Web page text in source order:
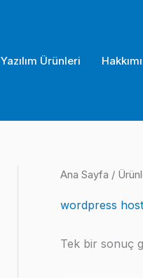
Yazılım Ürünleri
Ana Sayfa /
wordpress
Tek bir sonuç